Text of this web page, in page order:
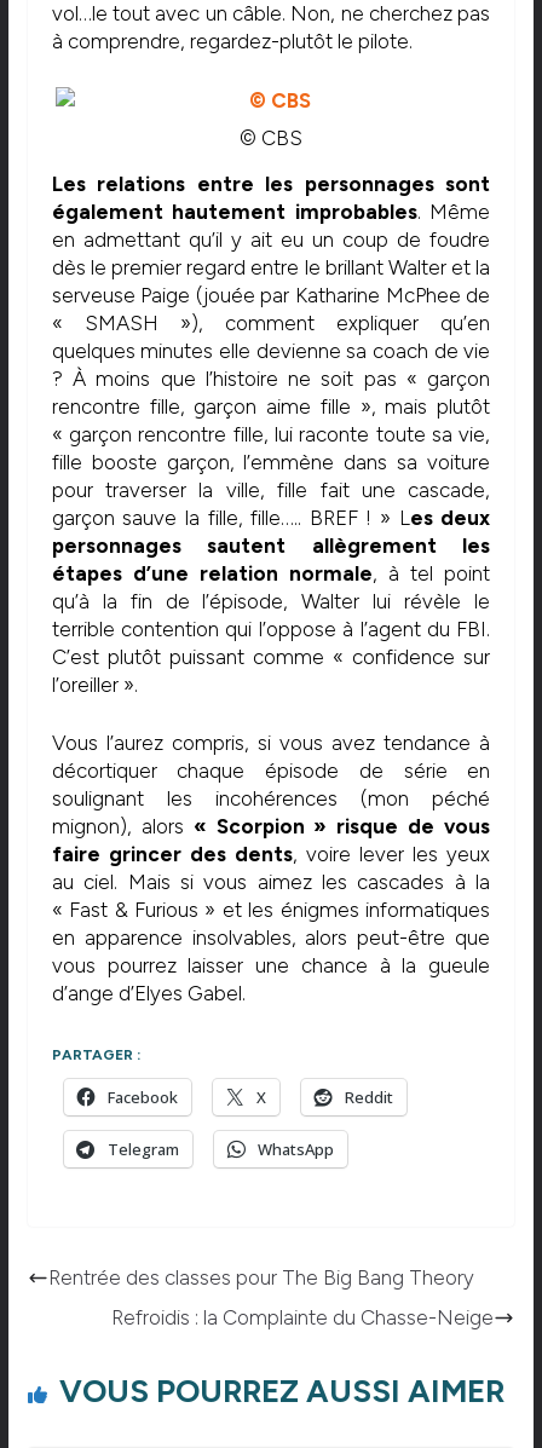
vol…le tout avec un câble. Non, ne cherchez pas
à comprendre, regardez-plutôt le pilote.
© CBS
Les relations entre les personnages sont
également hautement improbables. Même
en admettant qu’il y ait eu un coup de foudre
dès le premier regard entre le brillant Walter et la
serveuse Paige (jouée par Katharine McPhee de
« SMASH »), comment expliquer qu’en
quelques minutes elle devienne sa coach de vie
? À moins que l’histoire ne soit pas « garçon
rencontre fille, garçon aime fille », mais plutôt
« garçon rencontre fille, lui raconte toute sa vie,
fille booste garçon, l’emmène dans sa voiture
pour traverser la ville, fille fait une cascade,
garçon sauve la fille, fille….. BREF ! » L es deux
personnages sautent allègrement les
étapes d’une relation normale, à tel point
qu’à la fin de l’épisode, Walter lui révèle le
terrible contention qui l’oppose à l’agent du FBI.
C’est plutôt puissant comme « confidence sur
l’oreiller ».
Vous l’aurez compris, si vous avez tendance à
décortiquer chaque épisode de série en
soulignant les incohérences (mon péché
mignon), alors « Scorpion » risque de vous
faire grincer des dents, voire lever les yeux
au ciel. Mais si vous aimez les cascades à la
« Fast & Furious » et les énigmes informatiques
en apparence insolvables, alors peut-être que
vous pourrez laisser une chance à la gueule
d’ange d’Elyes Gabel.
PARTAGER :
Facebook X Reddit
Telegram WhatsApp
Rentrée des classes pour The Big Bang Theory
Refroidis : la Complainte du Chasse-Neige
VOUS POURREZ AUSSI AIMER